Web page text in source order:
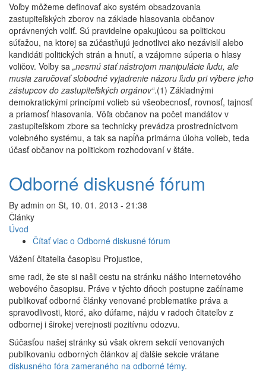
Voľby môžeme definovať ako systém obsadzovania
zastupiteľských zborov na základe hlasovania občanov
oprávnených voliť. Sú pravidelne opakujúcou sa politickou
súťažou, na ktorej sa zúčastňujú jednotlivci ako nezávislí alebo
kandidáti politických strán a hnutí, a vzájomne súperia o hlasy
voličov. Voľby sa „nesmú stať nástrojom manipulácie ľudu, ale
musia zaručovať slobodné vyjadrenie názoru ľudu pri výbere jeho
zástupcov do zastupiteľských orgánov“.(1) Základnými
demokratickými princípmi volieb sú všeobecnosť, rovnosť, tajnosť
a priamosť hlasovania. Vôľa občanov na počet mandátov v
zastupiteľskom zbore sa technicky prevádza prostredníctvom
volebného systému, a tak sa napĺňa primárna úloha volieb, teda
účasť občanov na politickom rozhodovaní v štáte.
Odborné diskusné fórum
By admin on Št, 10. 01. 2013 - 21:38
Články
Úvod
Čítať viac o Odborné diskusné fórum
Vážení čitatelia časopisu Projustice,
sme radi, že ste si našli cestu na stránku nášho internetového
webového časopisu. Práve v týchto dňoch postupne začíname
publikovať odborné články venované problematike práva a
spravodlivosti, ktoré, ako dúfame, nájdu v radoch čitateľov z
odbornej i širokej verejnosti pozitívnu odozvu.
Súčasťou našej stránky sú však okrem sekcií venovaných
publikovaniu odborných článkov aj ďalšie sekcie vrátane
diskusného fóra zameraného na odborné témy.